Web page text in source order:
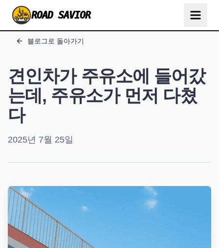
ROAD SAVIOR
블로그로 돌아가기
견인차가 주유소에 들어갔
는데, 주유소가 먼저 다쳤
다
2025년 7월 25일